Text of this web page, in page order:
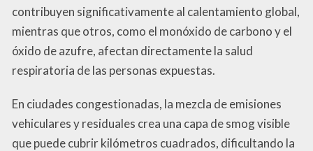
contribuyen significativamente al calentamiento global,
mientras que otros, como el monóxido de carbono y el
óxido de azufre, afectan directamente la salud
respiratoria de las personas expuestas.
En ciudades congestionadas, la mezcla de emisiones
vehiculares y residuales crea una capa de smog visible
que puede cubrir kilómetros cuadrados, dificultando la